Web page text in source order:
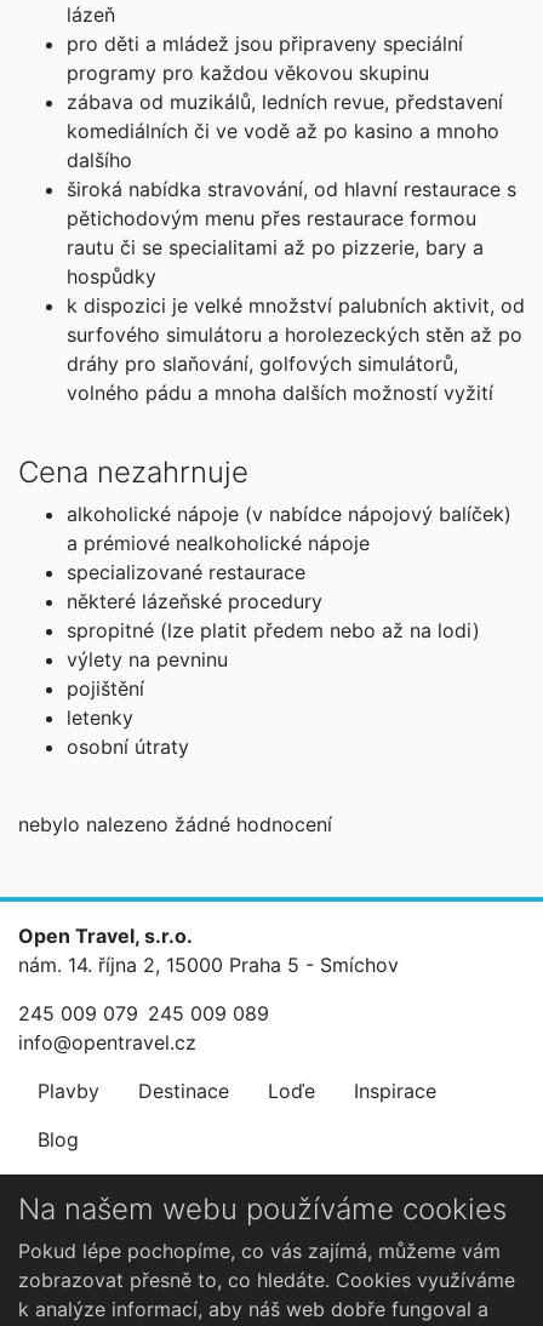
lázeň
pro děti a mládež jsou připraveny speciální
programy pro každou věkovou skupinu
zábava od muzikálů, ledních revue, představení
komediálních či ve vodě až po kasino a mnoho
dalšího
široká nabídka stravování, od hlavní restaurace s
pětichodovým menu přes restaurace formou
rautu či se specialitami až po pizzerie, bary a
hospůdky
k dispozici je velké množství palubních aktivit, od
surfového simulátoru a horolezeckých stěn až po
dráhy pro slaňování, golfových simulátorů,
volného pádu a mnoha dalších možností vyžití
Cena nezahrnuje
alkoholické nápoje (v nabídce nápojový balíček)
a prémiové nealkoholické nápoje
specializované restaurace
některé lázeňské procedury
spropitné (lze platit předem nebo až na lodi)
výlety na pevninu
pojištění
letenky
osobní útraty
nebylo nalezeno žádné hodnocení
Open Travel, s.r.o.
nám. 14. října 2, 15000 Praha 5 - Smíchov
245 009 079 245 009 089
info@opentravel.cz
Plavby
Destinace Loďe
Inspirace
Blog
Newsletter
Nenechte si ujít výhodné nabídky.
Na našem webu používáme cookies
Pokud lépe pochopíme, co vás zajímá, můžeme vám
zobrazovat přesně to, co hledáte. Cookies využíváme
k analýze informací, aby náš web dobře fungoval a